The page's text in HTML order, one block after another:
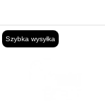
Szybka wysyłka